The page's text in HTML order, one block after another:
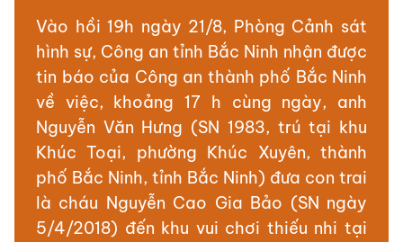
Vào hồi 19h ngày 21/8, Phòng Cảnh sát
hình sự, Công an tỉnh Bắc Ninh nhận được
tin báo của Công an thành phố Bắc Ninh
về việc, khoảng 17 h cùng ngày, anh
Nguyễn Văn Hưng (SN 1983, trú tại khu
Khúc Toại, phường Khúc Xuyên, thành
phố Bắc Ninh, tỉnh Bắc Ninh) đưa con trai
là cháu Nguyễn Cao Gia Bảo (SN ngày
5/4/2018) đến khu vui chơi thiếu nhi tại